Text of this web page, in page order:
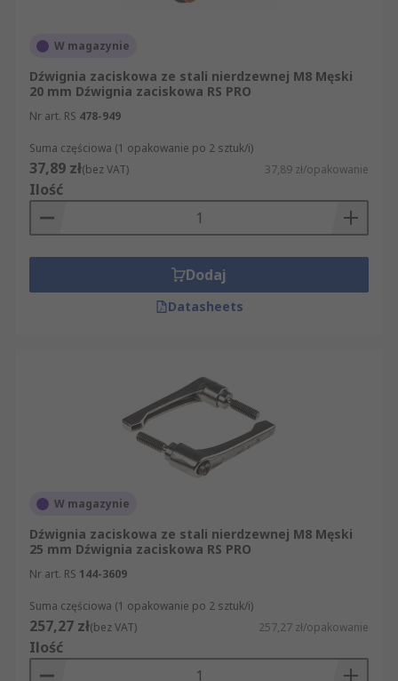
W magazynie
Dźwignia zaciskowa ze stali nierdzewnej M8 Męski
20 mm Dźwignia zaciskowa RS PRO
Nr art. RS 478-949
Suma częściowa (1 opakowanie po 2 sztuk/i)
37,89 zł(bez VAT) 37,89 zł/opakowanie
Ilość
Dodaj
Datasheets
W magazynie
Dźwignia zaciskowa ze stali nierdzewnej M8 Męski
25 mm Dźwignia zaciskowa RS PRO
Nr art. RS 144-3609
Suma częściowa (1 opakowanie po 2 sztuk/i)
257,27 zł(bez VAT) 257,27 zł/opakowanie
Ilość